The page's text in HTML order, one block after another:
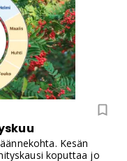
Kesän
koputtaa jo